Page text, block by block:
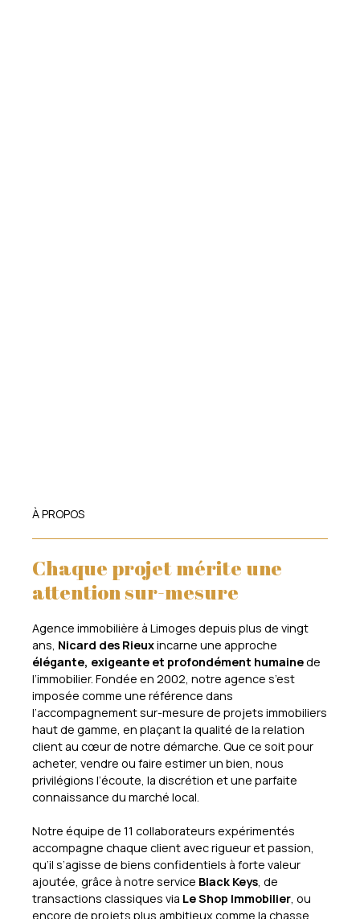
À PROPOS
Chaque projet mérite une
attention sur-mesure
Agence immobilière à Limoges depuis plus de vingt
ans, Nicard des Rieuxincarne une approche
élégante, exigeante et profondément humainede
l’immobilier. Fondée en 2002, notre agence s’est
imposée comme une référence dans
l’accompagnement sur-mesure de projets immobiliers
haut de gamme, en plaçant la qualité de la relation
client au cœur de notre démarche. Que ce soit pour
acheter, vendre ou faire estimer un bien, nous
privilégions l’écoute, la discrétion et une parfaite
connaissance du marché local.
Notre équipe de 11 collaborateurs expérimentés
accompagne chaque client avec rigueur et passion,
qu’il s’agisse de biens confidentiels à forte valeur
ajoutée, grâce à notre service Black Keys, de
transactions classiques via Le Shop Immobilier, ou
encore de projets plus ambitieux comme la chasse